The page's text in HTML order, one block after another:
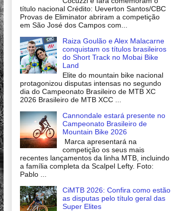
título nacional Crédito: Ueverton Santos/CBC
Provas de Eliminator abriram a competição
em São José dos Campos com...
Raiza Goulão e Alex Malacarne
conquistam os títulos brasileiros
do Short Track no Mobai Bike
Land
Elite do mountain bike nacional
protagonizou disputas intensas no segundo
dia do Campeonato Brasileiro de MTB XC
2026 Brasileiro de MTB XCC ...
Cannondale estará presente no
Campeonato Brasileiro de
Mountain Bike 2026
Marca apresentará na
competição os seus mais
recentes lançamentos da linha MTB, incluindo
a família completa da Scalpel Lefty. Foto:
Pablo ...
CiMTB 2026: Confira como estão
as disputas pelo título geral das
Super Elites